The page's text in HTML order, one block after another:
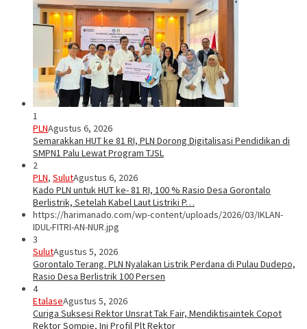
1
PLNAgustus 6, 2026
Semarakkan HUT ke 81 RI, PLN Dorong Digitalisasi Pendidikan di
SMPN1 Palu Lewat Program TJSL
2
PLN, SulutAgustus 6, 2026
Kado PLN untuk HUT ke- 81 RI, 100 % Rasio Desa Gorontalo
Berlistrik, Setelah Kabel Laut Listriki P…
https://harimanado.com/wp-content/uploads/2026/03/IKLAN-
IDUL-FITRI-AN-NUR.jpg
3
SulutAgustus 5, 2026
Gorontalo Terang. PLN Nyalakan Listrik Perdana di Pulau Dudepo,
Rasio Desa Berlistrik 100 Persen
4
EtalaseAgustus 5, 2026
Curiga Suksesi Rektor Unsrat Tak Fair, Mendiktisaintek Copot
Rektor Sompie, Ini Profil Plt Rektor